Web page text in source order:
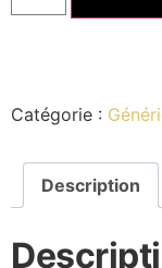
Catégorie :
Description